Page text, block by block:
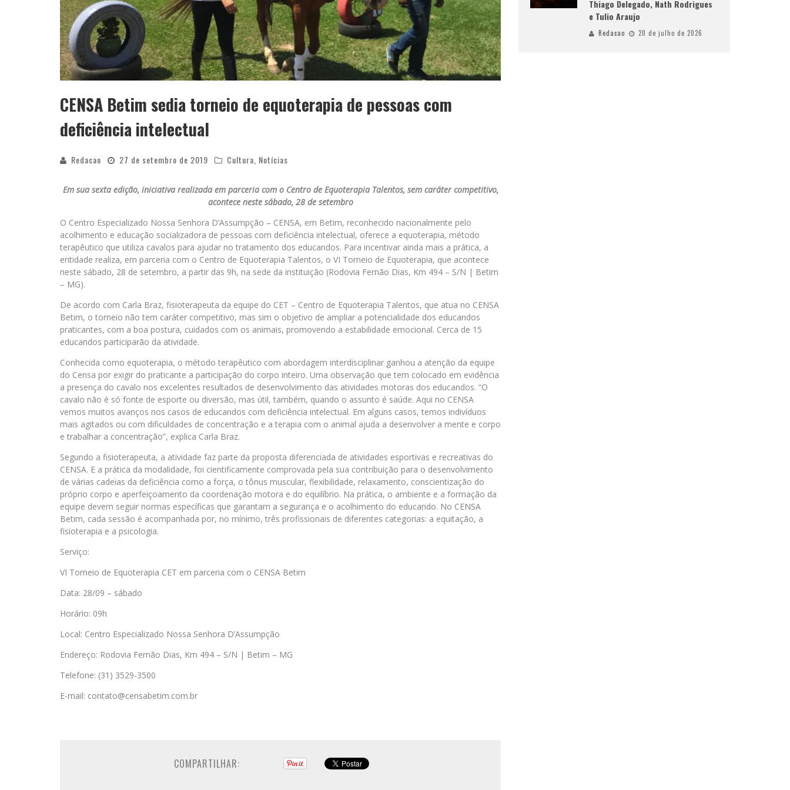
CENSA Betim sedia torneio de equoterapia de pessoas com
deficiência intelectual
Redacao 27 de setembro de 2019 Cultura Notícias
Em sua sexta edição, iniciativa realizada em parceria com o Centro de Equoterapia Talentos, sem caráter competitivo,
acontece neste sábado, 28 de setembro
O Centro Especializado Nossa Senhora D’Assumpção – CENSA, em Betim, reconhecido nacionalmente pelo
acolhimento e educação socializadora de pessoas com deficiência intelectual, oferece a equoterapia, método
terapêutico que utiliza cavalos para ajudar no tratamento dos educandos. Para incentivar ainda mais a prática, a
entidade realiza, em parceria com o Centro de Equoterapia Talentos, o VI Torneio de Equoterapia, que acontece
neste sábado, 28 de setembro, a partir das 9h, na sede da instituição (Rodovia Fernão Dias, Km 494 – S/N | Betim
– MG).
De acordo com Carla Braz, fisioterapeuta da equipe do CET – Centro de Equoterapia Talentos, que atua no CENSA
Betim, o torneio não tem caráter competitivo, mas sim o objetivo de ampliar a potencialidade dos educandos
praticantes, com a boa postura, cuidados com os animais, promovendo a estabilidade emocional. Cerca de 15
educandos participarão da atividade.
Conhecida como equoterapia, o método terapêutico com abordagem interdisciplinar ganhou a atenção da equipe
do Censa por exigir do praticante a participação do corpo inteiro. Uma observação que tem colocado em evidência
a presença do cavalo nos excelentes resultados de desenvolvimento das atividades motoras dos educandos. “O
cavalo não é só fonte de esporte ou diversão, mas útil, também, quando o assunto é saúde. Aqui no CENSA
vemos muitos avanços nos casos de educandos com deficiência intelectual. Em alguns casos, temos indivíduos
mais agitados ou com dificuldades de concentração e a terapia com o animal ajuda a desenvolver a mente e corpo
e trabalhar a concentração”, explica Carla Braz.
Segundo a fisioterapeuta, a atividade faz parte da proposta diferenciada de atividades esportivas e recreativas do
CENSA. E a prática da modalidade, foi cientificamente comprovada pela sua contribuição para o desenvolvimento
de várias cadeias da deficiência como a força, o tônus muscular, flexibilidade, relaxamento, conscientização do
próprio corpo e aperfeiçoamento da coordenação motora e do equilíbrio. Na prática, o ambiente e a formação da
equipe devem seguir normas específicas que garantam a segurança e o acolhimento do educando. No CENSA
Betim, cada sessão é acompanhada por, no mínimo, três profissionais de diferentes categorias: a equitação, a
fisioterapia e a psicologia.
Serviço:
VI Torneio de Equoterapia CET em parceria com o CENSA Betim
Data: 28/09 – sábado
Horário: 09h
Local: Centro Especializado Nossa Senhora D’Assumpção
Endereço: Rodovia Fernão Dias, Km 494 – S/N | Betim – MG
Telefone: (31) 3529-3500
E-mail: contato@censabetim.com.br
COMPARTILHAR:
Thiago Delegado, Nath Rodrigues
e Tulio Araujo
Redacao 20 de julho de 2026